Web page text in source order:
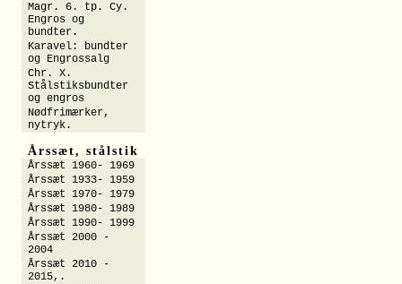
Magr. 6. tp. Cy.
Engros og
bundter.
Karavel: bundter
og Engrossalg
Chr. X.
Stålstiksbundter
og engros
Nødfrimærker,
nytryk.
Årssæt, stålstik
Årssæt 1960- 1969
Årssæt 1933- 1959
Årssæt 1970- 1979
Årssæt 1980- 1989
Årssæt 1990- 1999
Årssæt 2000 -
2004
Årssæt 2010 -
2015,.